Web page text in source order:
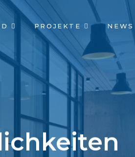
PROJEKTE NEWS